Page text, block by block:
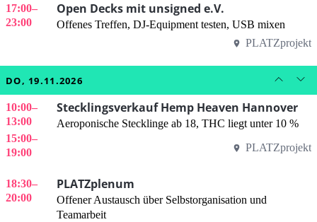
17:00–
23:00
Open Decks mit unsigned e.V.
Offenes Treffen, DJ-Equipment testen, USB mixen
PLATZprojekt
DO, 19.11.2026
10:00–
13:00
15:00–
19:00
Stecklingsverkauf Hemp Heaven Hannover
Aeroponische Stecklinge ab 18, THC liegt unter 10 %
PLATZprojekt
18:30–
20:00
PLATZplenum
Offener Austausch über Selbstorganisation und
Teamarbeit